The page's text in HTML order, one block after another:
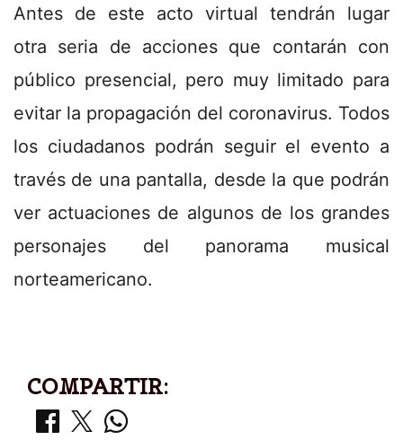
Antes de este acto virtual tendrán lugar
otra seria de acciones que contarán con
público presencial, pero muy limitado para
evitar la propagación del coronavirus. Todos
los ciudadanos podrán seguir el evento a
través de una pantalla, desde la que podrán
ver actuaciones de algunos de los grandes
personajes del panorama musical
norteamericano.
COMPARTIR: